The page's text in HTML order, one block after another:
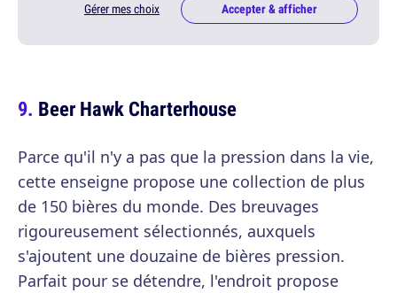
Gérer mes choix Accepter & afficher
Beer Hawk Charterhouse
Parce qu'il n'y a pas que la pression dans la vie,
cette enseigne propose une collection de plus
de 150 bières du monde. Des breuvages
rigoureusement sélectionnés, auxquels
s'ajoutent une douzaine de bières pression.
Parfait pour se détendre, l'endroit propose